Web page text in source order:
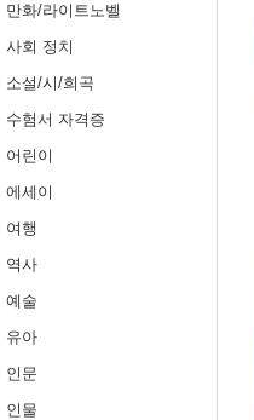
만화/라이트노벨
사회 정치
소설/시/희곡
수험서 자격증
어린이
에세이
여행
역사
예술
유아
인문
인물